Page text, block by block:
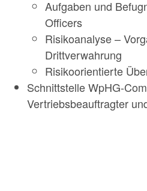
Aufgaben und
Officers
Risikoanalyse –
Drittverwahrung
Risikoorientierte
Schnittstelle WpHG-
Vertriebsbeauftragter